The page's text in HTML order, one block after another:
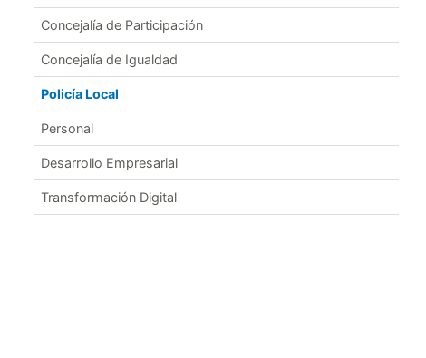
Concejalía de Participación
Concejalía de Igualdad
Policía Local
Personal
Desarrollo Empresarial
Transformación Digital